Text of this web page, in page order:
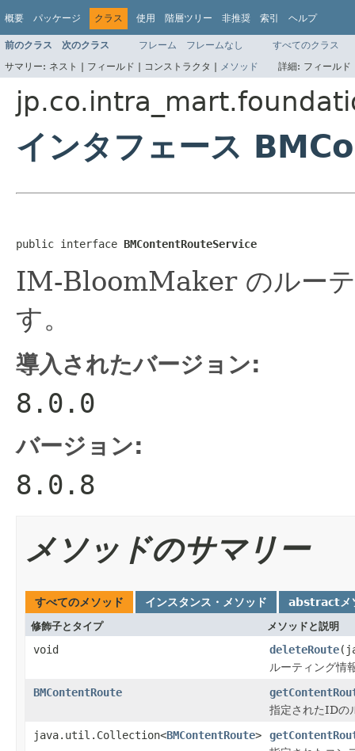
概要 パッケージ クラス 使用 階層ツリー 非推奨 索引 ヘルプ
前のクラス 次のクラス フレーム フレームなし
すべてのクラス
サマリー: ネスト | フィールド | コンストラクタ | メソッド 詳細: フィール
インタフェース
public interface BMContentRouteService
IM-BloomMaker のルー
す。
導入されたバージョン:
8.0.0
バージョン:
8.0.8
メソッドのサマリー
すべてのメソッド インスタンス・メソッド abstractメ
修飾子とタイプ メソッドと説明
void deleteRoute
ルーティング情
BMContentRoute
指定されたIDの
java.util.Collection<BMContentRoute>